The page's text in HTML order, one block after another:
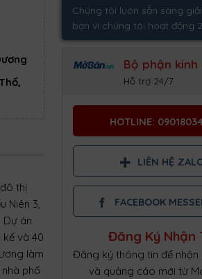
Chúng tôi luôn sẵn sàng
bạn vì chúng tôi hoạt động
Bộ phận kinh
Hỗ trợ 24/7
HOTLINE:
LIÊN HỆ
FACEBOOK
Đăng Ký Nhận
Đăng ký thông tin để nhận
và quảng cáo mới từ
thị
Niên 3,
Dự án
kế và 40
làm
phố